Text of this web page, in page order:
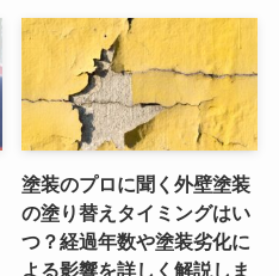
塗装のプロに聞く外壁塗装
の塗り替えタイミングはい
つ？経過年数や塗装劣化に
よる影響を詳しく解説しま